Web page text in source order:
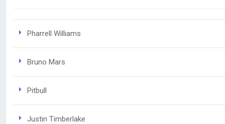
Pharrell Williams
Bruno Mars
Pitbull
Justin Timberlake